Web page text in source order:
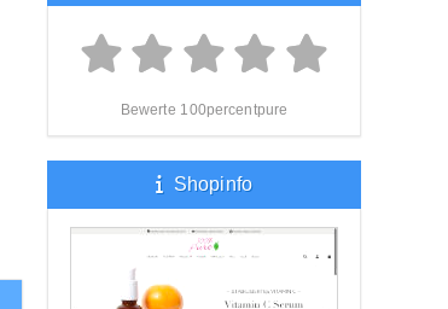
Bewerte 100percentpure
Shopinfo